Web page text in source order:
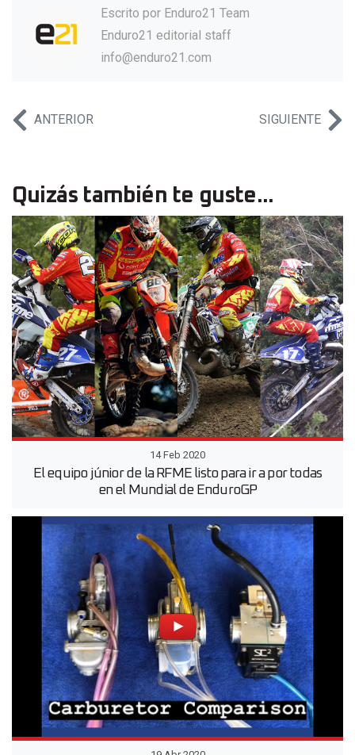
Escrito por Enduro21 Team
Enduro21 editorial staff
info@enduro21.com
ANTERIOR SIGUIENTE
Quizás también te guste...
14 Feb 2020
El equipo júnior de la RFME listo para ir a por todas
en el Mundial de EnduroGP